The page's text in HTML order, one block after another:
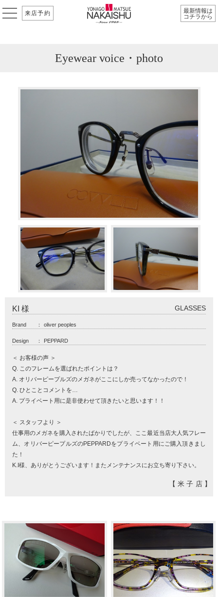
来店予約
最新情報は
コチラから
Eyewear voice・photo
KI 様 GLASSES
Brand ： oliver peoples
Design ： PEPPARD
＜ お客様の声 ＞
Q. このフレームを選ばれたポイントは？
A. オリバーピープルズのメガネがここにしか売ってなかったので！
Q. ひとことコメントを…
A. プライベート用に是非使わせて頂きたいと思います！！
＜ スタッフより ＞
仕事用のメガネを購入されたばかりでしたが、ここ最近当店大人気フレー
ム、オリバーピープルズのPEPPARDをプライベート用にご購入頂きまし
た！
K.I様、ありがとうございます！またメンテナンスにお立ち寄り下さい。
【米子店】